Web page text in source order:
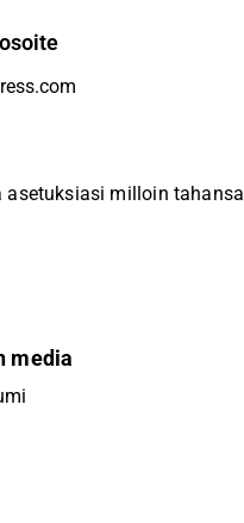
asetuksiasi milloin tahansa
media